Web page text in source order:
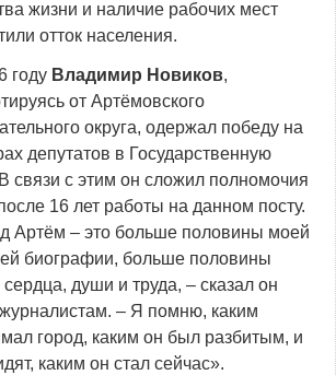
жизни и наличие рабочих мест
отток населения.
году Владимир Новиков,
от Артёмовского
округа, одержал победу на
депутатов в Государственную
связи с этим он сложил полномочия
16 лет работы на данном посту.
Артём – это больше половины моей
биографии, больше половины
сердца, души и труда, – сказал он
журналистам. – Я помню, каким
город, каким он был разбитым, и
каким он стал сейчас».